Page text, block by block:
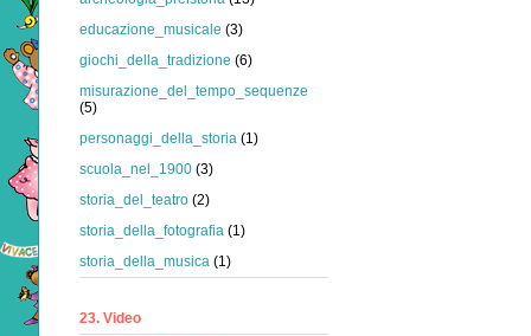
educazione_musicale (3)
giochi_della_tradizione (6)
misurazione_del_tempo_sequenze
(5)
personaggi_della_storia (1)
scuola_nel_1900 (3)
storia_del_teatro (2)
storia_della_fotografia (1)
storia_della_musica (1)
23. Video